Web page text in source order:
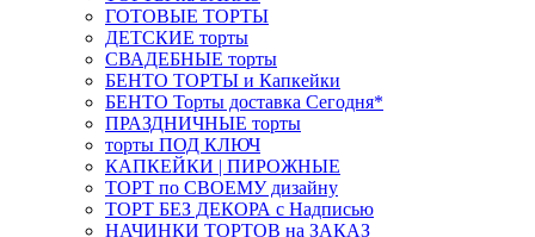
ГОТОВЫЕ ТОРТЫ
ДЕТСКИЕ торты
СВАДЕБНЫЕ торты
БЕНТО ТОРТЫ и Капкейки
БЕНТО Торты доставка Сегодня*
ПРАЗДНИЧНЫЕ торты
торты ПОД КЛЮЧ
КАПКЕЙКИ | ПИРОЖНЫЕ
ТОРТ по СВОЕМУ дизайну
ТОРТ БЕЗ ДЕКОРА с Надписью
НАЧИНКИ ТОРТОВ на ЗАКАЗ